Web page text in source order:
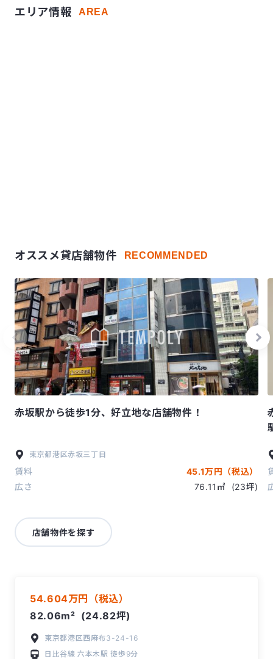
エリア情報 AREA
オススメ貸店舗物件 RECOMMENDED
赤坂駅から徒歩1分、好立地な店舗物件！
東京都港区赤坂三丁目
賃料
45.1万円（税込）
広さ
76.11㎡ (23坪)
店舗物件を探す
54.604万円（税込）
82.06m² (24.82坪)
東京都港区西麻布3-24-16
日比谷線六本木駅徒歩9分